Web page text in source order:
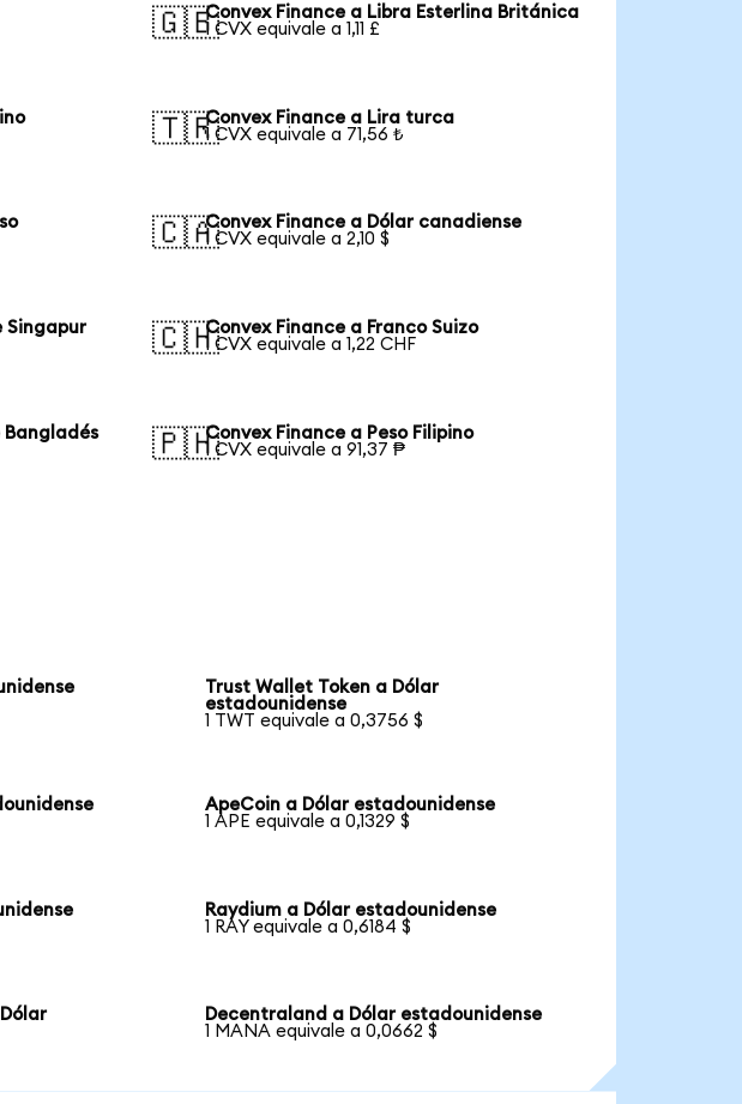
🇬🇧Convex Finance a Libra Esterlina Británica
1 CVX equivale a 1,11 £
🇹🇷Convex Finance a Lira turca
1 CVX equivale a 71,56 ₺
🇨🇦Convex Finance a Dólar canadiense
1 CVX equivale a 2,10 $
Singapur
🇨🇭Convex Finance a Franco Suizo
1 CVX equivale a 1,22 CHF
Bangladés
🇵🇭Convex Finance a Peso Filipino
1 CVX equivale a 91,37 ₱
Trust Wallet Token a Dólar
estadounidense
1 TWT equivale a 0,3756 $
ApeCoin a Dólar estadounidense
1 APE equivale a 0,1329 $
Raydium a Dólar estadounidense
1 RAY equivale a 0,6184 $
Decentraland a Dólar estadounidense
1 MANA equivale a 0,0662 $